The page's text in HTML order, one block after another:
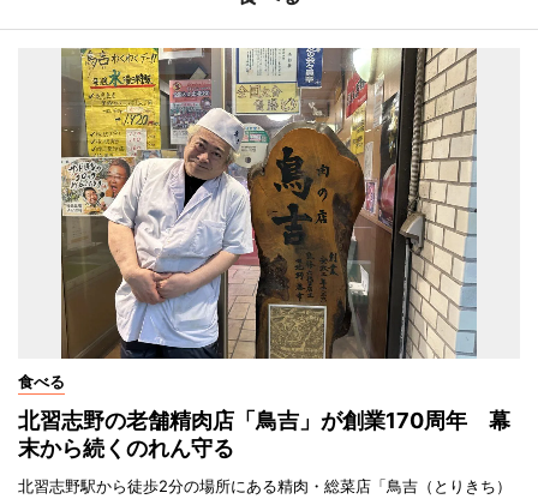
食べる
北習志野の老舗精肉店「鳥吉」が創業170周年 幕
末から続くのれん守る
北習志野駅から徒歩2分の場所にある精肉・総菜店「鳥吉（とりきち）